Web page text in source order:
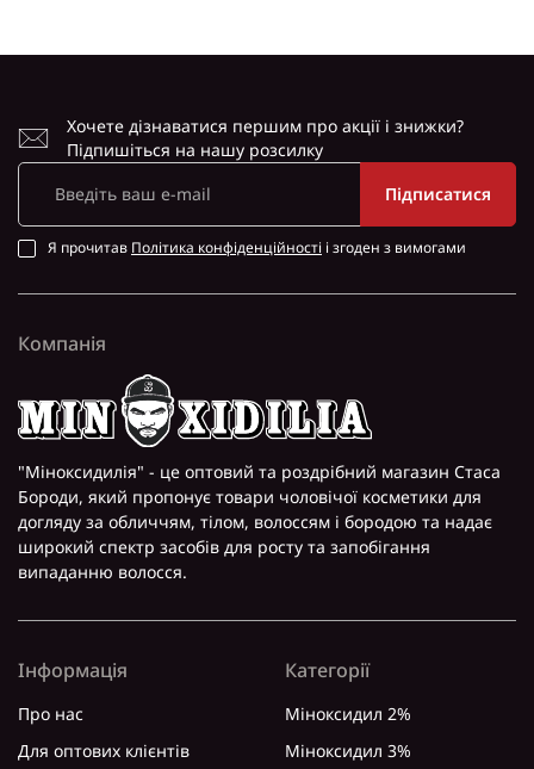
Хочете дізнаватися першим про акції і знижки?
Підпишіться на нашу розсилку
Підписатися
Я прочитав Політика конфіденційності і згоден з вимогами
Компанія
"Міноксидилія" - це оптовий та роздрібний магазин Стаса
Бороди, який пропонує товари чоловічої косметики для
догляду за обличчям, тілом, волоссям і бородою та надає
широкий спектр засобів для росту та запобігання
випаданню волосся.
Інформація
Про нас
Для оптових клієнтів
Категорії
Міноксидил 2%
Міноксидил 3%